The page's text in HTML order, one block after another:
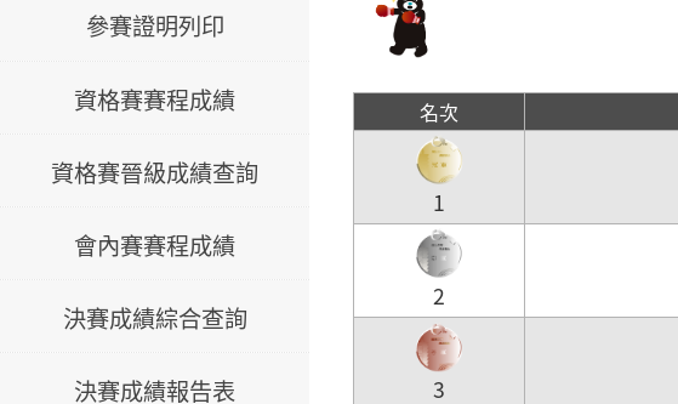
參賽證明列印
資格賽賽程成績
資格賽晉級成績查詢
會內賽賽程成績
決賽成績綜合查詢
決賽成績報告表
名次
1
2
3